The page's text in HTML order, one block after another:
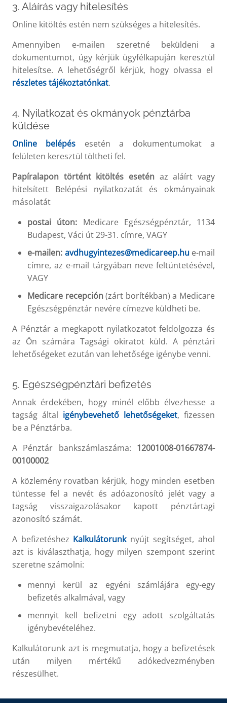
3. Aláírás vagy hitelesítés
Online kitöltés estén nem szükséges a hitelesítés.
Amennyiben e-mailen szeretné beküldeni a
dokumentumot, úgy kérjük ügyfélkapuján keresztül
hitelesítse. A lehetőségről kérjük, hogy olvassa el
részletes tájékoztatónkat.
4. Nyilatkozat és okmányok pénztárba
küldése
Online belépés
esetén a dokumentumokat a
felületen keresztül töltheti fel.
Papíralapon történt kitöltés esetén az aláírt vagy
hitelsített Belépési nyilatkozatát és okmányainak
másolatát
postai úton: Medicare Egészségpénztár, 1134
Budapest, Váci út 29-31. címre, VAGY
e-mailen: avdhugyintezes@medicareep.hue-mail
címre, az e-mail tárgyában neve feltüntetésével,
VAGY
Medicare recepción(zárt borítékban) a Medicare
Egészségpénztár nevére címezve küldheti be.
A Pénztár a megkapott nyilatkozatot feldolgozza és
az Ön számára Tagsági okiratot küld. A pénztári
lehetőségeket ezután van lehetősége igénybe venni.
5. Egészségpénztári befizetés
Annak érdekében, hogy minél előbb élvezhesse a
tagság által igénybevehető lehetőségeket, fizessen
be a Pénztárba.
A Pénztár bankszámlaszáma: 12001008-01667874-
00100002
A közlemény rovatban kérjük, hogy minden esetben
tüntesse fel a nevét és adóazonosító jelét vagy a
tagság visszaigazolásakor kapott pénztártagi
azonosító számát.
A befizetéshez Kalkulátorunknyújt segítséget, ahol
azt is kiválaszthatja, hogy milyen szempont szerint
szeretne számolni:
mennyi kerül az egyéni számlájára egy-egy
befizetés alkalmával, vagy
mennyit kell befizetni egy adott szolgáltatás
igénybevételéhez.
Kalkulátorunk azt is megmutatja, hogy a befizetések
után milyen mértékű adókedvezményben
részesülhet.